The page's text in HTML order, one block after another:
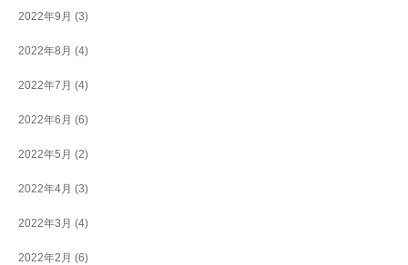
2022年9月 (3)
2022年8月 (4)
2022年7月 (4)
2022年6月 (6)
2022年5月 (2)
2022年4月 (3)
2022年3月 (4)
2022年2月 (6)